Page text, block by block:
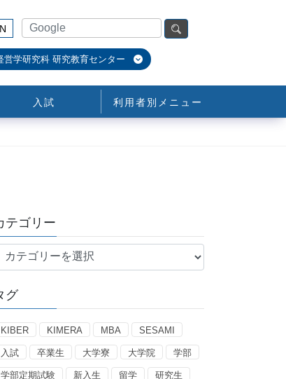
営学研究科 研究教育センター
入試 利用者別メニュー
テゴリー
グ
KIBER KIMERA MBA SESAMI
入試 卒業生 大学寮 大学院 学部
学部定期試験 新入生 留学 研究生